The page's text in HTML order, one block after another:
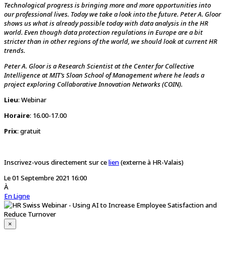
Technological progress is bringing more and more opportunities into
our professional lives. Today we take a look into the future. Peter A. Gloor
shows us what is already possible today with data analysis in the HR
world. Even though data protection regulations in Europe are a bit
stricter than in other regions of the world, we should look at current HR
trends.
Peter A. Gloor is a Research Scientist at the Center for Collective
Intelligence at MIT’s Sloan School of Management where he leads a
project exploring Collaborative Innovation Networks (COIN).
Lieu: Webinar
Horaire: 16.00-17.00
Prix: gratuit
Inscrivez-vous directement sur celien(externe à HR-Valais)
Le 01 Septembre 2021 16:00
À
En Ligne
×